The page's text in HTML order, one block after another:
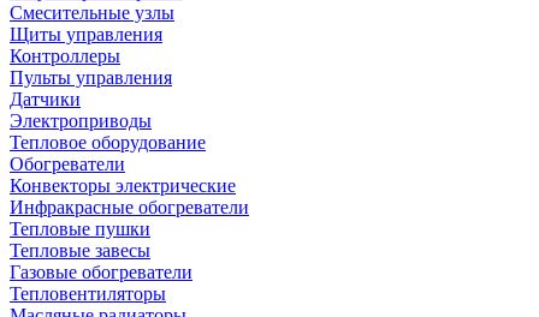
Смесительные узлы
Щиты управления
Контроллеры
Пульты управления
Датчики
Электроприводы
Тепловое оборудование
Обогреватели
Конвекторы электрические
Инфракрасные обогреватели
Тепловые пушки
Тепловые завесы
Газовые обогреватели
Тепловентиляторы